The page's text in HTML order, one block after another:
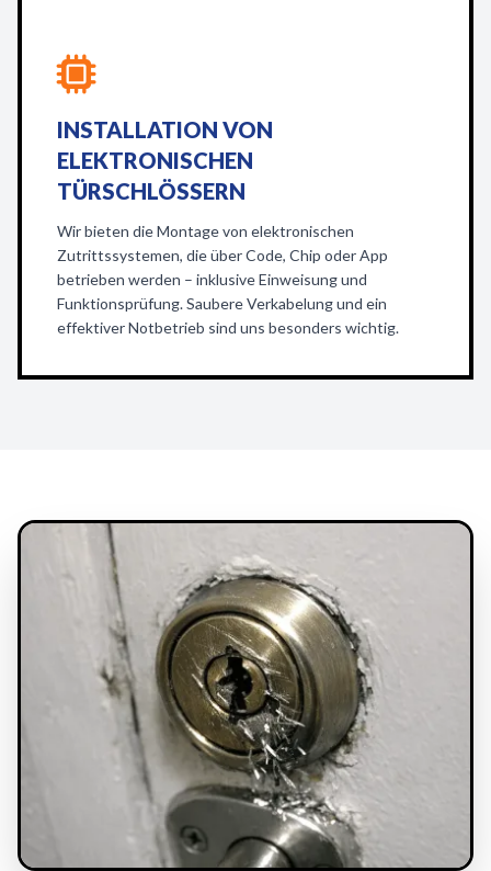
INSTALLATION VON
ELEKTRONISCHEN
TÜRSCHLÖSSERN
Wir bieten die Montage von elektronischen
Zutrittssystemen, die über Code, Chip oder App
betrieben werden – inklusive Einweisung und
Funktionsprüfung. Saubere Verkabelung und ein
effektiver Notbetrieb sind uns besonders wichtig.